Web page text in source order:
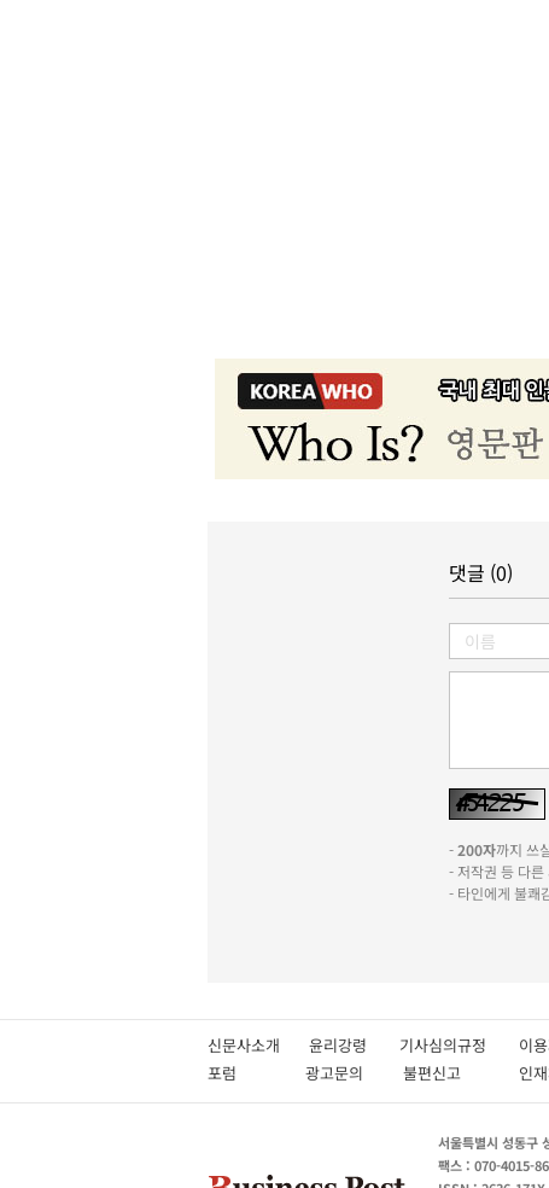
댓글 (0)
-200자까지 쓰
- 저작권 등 다른
- 타인에게 불쾌
신문사소개 윤리강령 기사심의규정 이
포럼
광고문의 불편신고 인
서울특별시 성동구
팩스 : 070-4015-